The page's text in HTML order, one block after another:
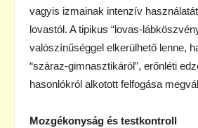
vagyis izmainak intenzív
lovastól. A tipikus “lovas-
valószínűséggel elkerülhető lenne,
“száraz-gimnasztikáról”, erőnléti
hasonlókról alkotott felfogása
Mozgékonyság és testkontroll